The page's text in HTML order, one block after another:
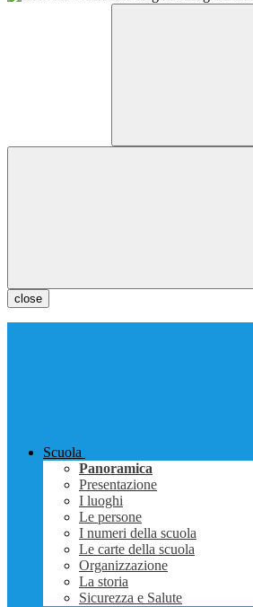
close
Scuola
Panoramica
Presentazione
I luoghi
Le persone
I numeri della scuola
Le carte della scuola
Organizzazione
La storia
Sicurezza e Salute